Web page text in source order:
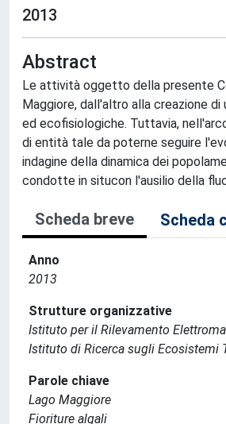
2013
Abstract
Le attività oggetto della presente
Maggiore, dall'altro alla creazione
ed ecofisiologiche. Tuttavia,
di entità tale da poterne seguire
indagine della dinamica dei
condotte in situcon l'ausilio della
Scheda breve Scheda
Anno
2013
Strutture organizzative
Istituto per il Rilevamento
Istituto di Ricerca sugli Ecosistemi
Parole chiave
Lago Maggiore
Fioriture algali